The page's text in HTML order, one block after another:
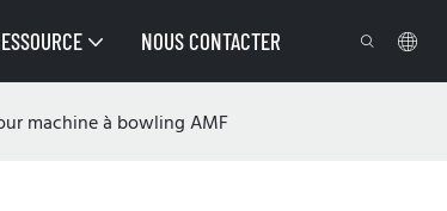
NOUS CONTACTER
machine à bowling AMF